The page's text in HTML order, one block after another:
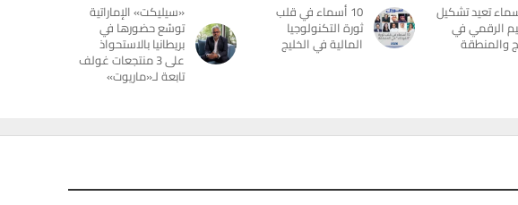
أسماء تعيد تشكيل
الرقمي في
والمنطقة
10 أسماء في قلب
ثورة التكنولوجيا
المالية في الخليج
«سيليكت» الإماراتية
توسّع حضورها في
بريطانيا بالاستحواذ
على 3 منتجعات غولف
تابعة لـ«ماريوت»